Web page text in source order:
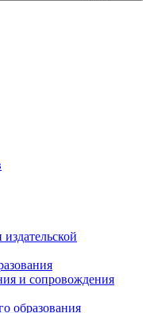
и сопровождения
образования